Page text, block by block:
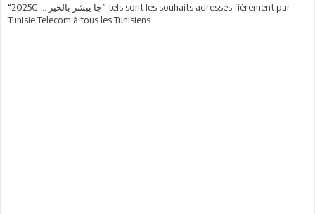
“2025G ... جا يبشر بالخير” tels sont les souhaits adressés fièrement par
Tunisie Telecom à tous les Tunisiens.